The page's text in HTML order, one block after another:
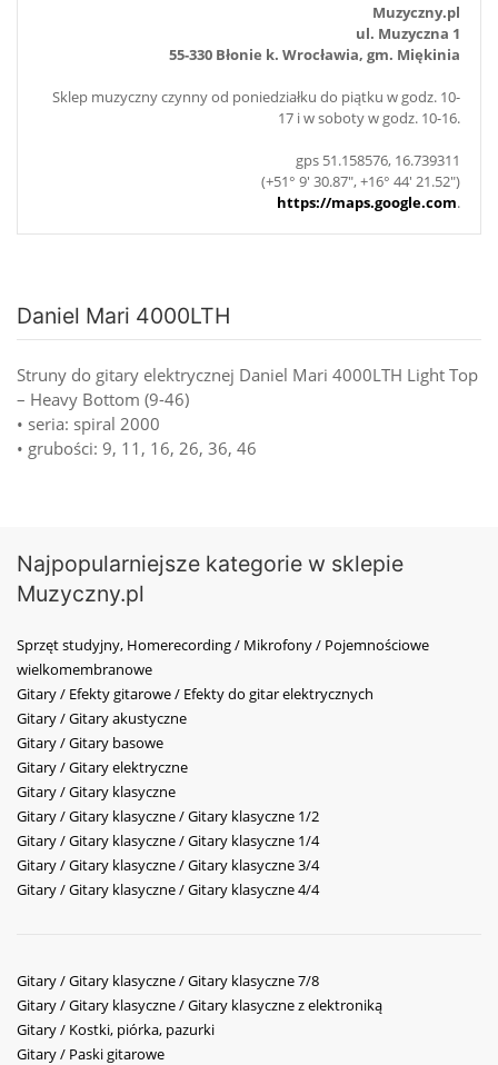
Muzyczny.pl
ul. Muzyczna 1
55-330 Błonie k. Wrocławia, gm. Miękinia
Sklep muzyczny czynny od poniedziałku do piątku w godz. 10-
17 i w soboty w godz. 10-16.
gps 51.158576, 16.739311
(+51° 9' 30.87", +16° 44' 21.52")
https://maps.google.com.
Daniel Mari 4000LTH
Struny do gitary elektrycznej Daniel Mari 4000LTH Light Top
– Heavy Bottom (9-46)
• seria: spiral 2000
• grubości: 9, 11, 16, 26, 36, 46
Najpopularniejsze kategorie w sklepie
Muzyczny.pl
Sprzęt studyjny, Homerecording / Mikrofony / Pojemnościowe
wielkomembranowe
Gitary / Efekty gitarowe / Efekty do gitar elektrycznych
Gitary / Gitary akustyczne
Gitary / Gitary basowe
Gitary / Gitary elektryczne
Gitary / Gitary klasyczne
Gitary / Gitary klasyczne / Gitary klasyczne 1/2
Gitary / Gitary klasyczne / Gitary klasyczne 1/4
Gitary / Gitary klasyczne / Gitary klasyczne 3/4
Gitary / Gitary klasyczne / Gitary klasyczne 4/4
Gitary / Gitary klasyczne / Gitary klasyczne 7/8
Gitary / Gitary klasyczne / Gitary klasyczne z elektroniką
Gitary / Kostki, piórka, pazurki
Gitary / Paski gitarowe